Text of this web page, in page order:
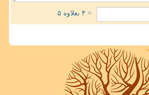
= ۴ بعلاوه ۵